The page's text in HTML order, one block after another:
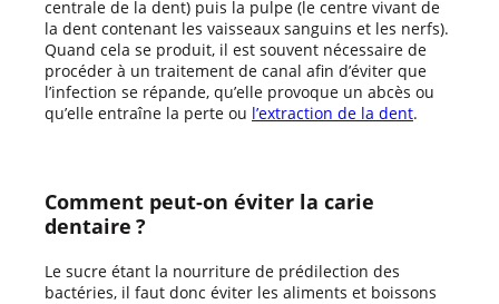
centrale de la dent) puis la pulpe (le centre vivant de
la dent contenant les vaisseaux sanguins et les nerfs).
Quand cela se produit, il est souvent nécessaire de
procéder à un traitement de canal afin d’éviter que
l’infection se répande, qu’elle provoque un abcès ou
qu’elle entraîne la perte ou l’extraction de la dent.
Comment peut-on éviter la carie
dentaire ?
Le sucre étant la nourriture de prédilection des
bactéries, il faut donc éviter les aliments et boissons